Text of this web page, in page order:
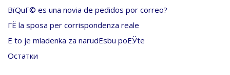
ВїQuГ© es una novia de pedidos por correo?
ГЁ la sposa per corrispondenza reale
Е to je mladenka za narudЕѕbu poЕЎte
Остатки